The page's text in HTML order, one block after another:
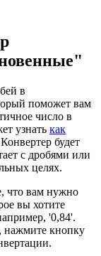
в
поможет вам
число в
узнать как
будет
с дробями или
целях.
что вам нужно
вы хотите
'0,84'.
нажмите кнопку